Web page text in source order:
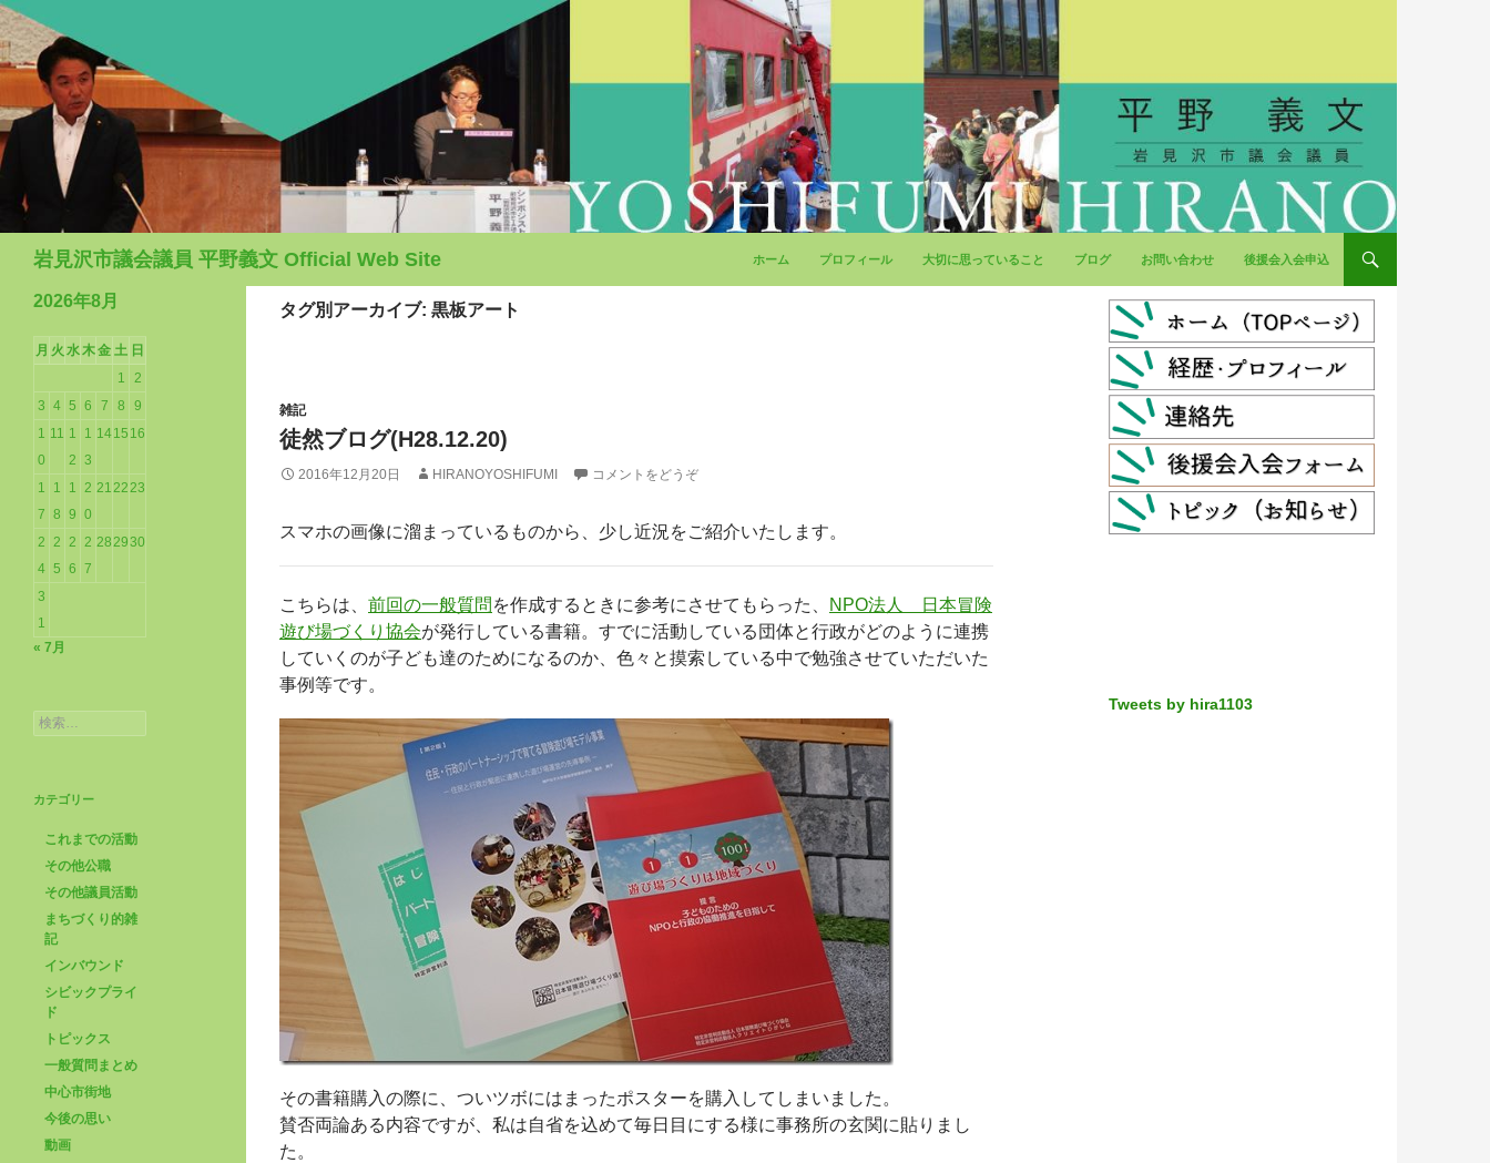
岩見沢市議会議員 平野義文 Official Web Site
ホーム
プロフィール 大切に思っていること ブログ お問い合わせ 後援会入会申込
タグ別アーカイブ: 黒板アート
雑記
徒然ブログ(H28.12.20)
2016年12月20日 HIRANOYOSHIFUMI コメントをどうぞ
スマホの画像に溜まっているものから、少し近況をご紹介いたします。
こちらは、 前回の一般質問 を作成するときに参考にさせてもらった、
NPO法人 日本冒険
遊び場づくり協会が発行している書籍。すでに活動している団体と行政がどのように連携
していくのが子ども達のためになるのか、色々と摸索している中で勉強させていただいた
事例等です。
その書籍購入の際に、ついツボにはまったポスターを購入してしまいました。
賛否両論ある内容ですが、私は自省を込めて毎日目にする様に事務所の玄関に貼りまし
た。
Tweets by hira1103
2026年8月
月 火 水木金 土 日
1
2
3 4 5 6 7 8
9
1
0
11 1
2
1
3
1415 16
1
7
1
8
1
9
2
0
212223
2
4
2
5
2
6
2
7
282930
3
1
« 7月
検
索:
カテゴリー
これまでの活動
その他公職
その他議員活動
まちづくり的雑
記
インバウンド
シビックプライ
ド
トピックス
一般質問まとめ
中心市街地
今後の思い
動画